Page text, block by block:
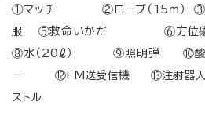
①マッチ ②ロープ（15ｍ） ③
服 ⑤救命いかだ ⑥方位磁
⑧水（20ℓ） ⑨照明弾 ⑩酸素ボ
ー ⑫FM送受信機 ⑬注射器入
ストル